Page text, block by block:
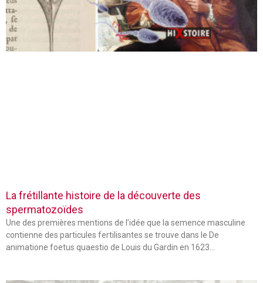
La frétillante histoire de la découverte des
spermatozoïdes
Une des premières mentions de l’idée que la semence masculine
contienne des particules fertilisantes se trouve dans le De
animatione foetus quaestio de Louis du Gardin en 1623…